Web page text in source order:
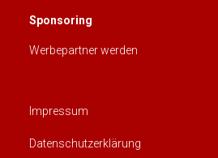
Sponsoring
Werbepartner werden
Impressum
Datenschutzerklärung